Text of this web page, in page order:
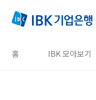
홈 IBK 모아보기